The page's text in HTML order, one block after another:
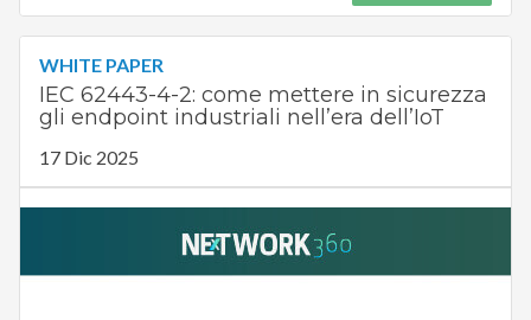
WHITE PAPER
IEC 62443-4-2: come mettere in sicurezza
gli endpoint industriali nell’era dell’IoT
17 Dic 2025